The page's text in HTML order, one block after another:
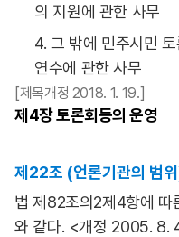
의 지원에 관한 사무
4. 그 밖에 민주시민
연수에 관한 사무
[제목개정 2018. 1. 19.]
제4장토론회등의 운영
제22조 (언론기관의 범
법 제82조의2제4항에 따
와 같다. <개정 2005. 8.